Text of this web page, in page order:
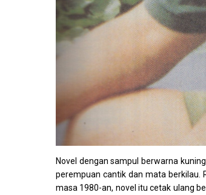
Novel dengan sampul berwarna
perempuan cantik dan mata berkilau.
masa 1980-an, novel itu cetak ulang